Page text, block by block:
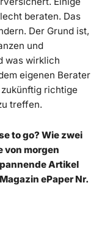
beraten. Das
Der Grund ist,
und
was wirklich
eigenen Berater
richtige
treffen.
to go? Wie zwei
von morgen
Artikel
ePaper Nr.